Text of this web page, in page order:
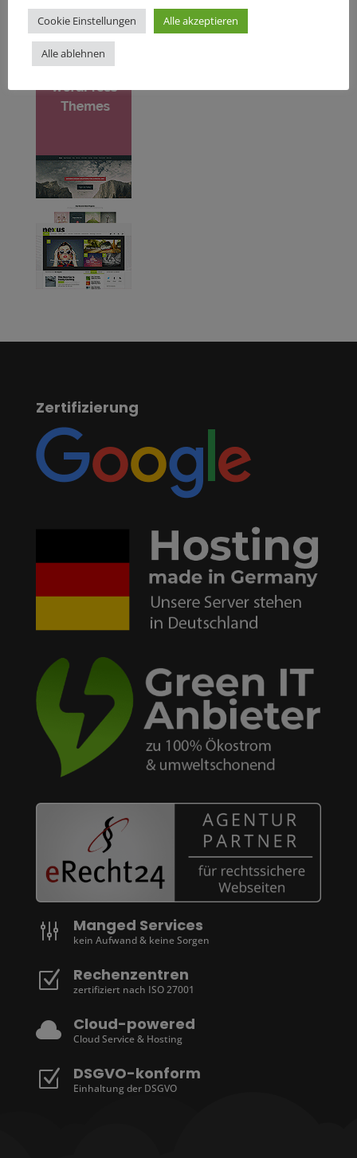
Zertifizierung
g Manged Services
kein Aufwand & keine Sorgen
Z Rechenzentren
zertifiziert nach ISO 27001
 Cloud-powered
Cloud Service & Hosting
Z DSGVO-konform
Einhaltung der DSGVO
Cookie Einstellungen Alle akzeptieren
Alle ablehnen